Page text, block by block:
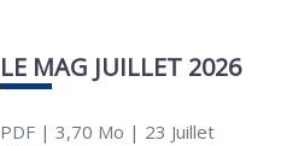
LE MAG JUILLET 2026
PDF| 3,70 Mo | 23 Juillet